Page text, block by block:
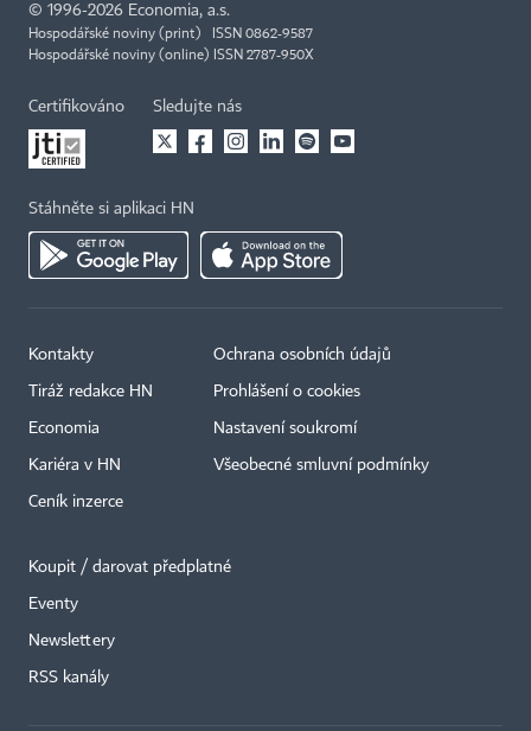
© 1996-2026 Economia, a.s.
Hospodářské noviny (print) ISSN 0862-9587
Hospodářské noviny (online) ISSN 2787-950X
Certifikováno Sledujte nás
Stáhněte si aplikaci HN
Kontakty
Tiráž redakce HN
Economia
Kariéra v HN
Ceník inzerce
Ochrana osobních údajů
Prohlášení o cookies
Nastavení soukromí
Všeobecné smluvní podmínky
Koupit / darovat předplatné
Eventy
Newslettery
RSS kanály